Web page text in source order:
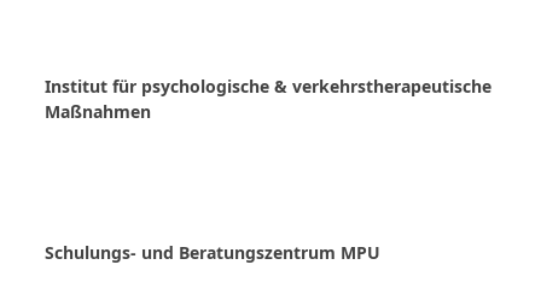
Institut für psychologische & verkehrstherapeutische
Maßnahmen
Schulungs- und Beratungszentrum MPU